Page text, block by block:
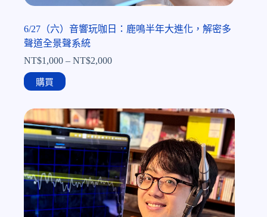
6/27（六）音響玩咖日：鹿鳴半年大進化，解密多
聲道全景聲系統
NT$1,000 – NT$2,000
購買